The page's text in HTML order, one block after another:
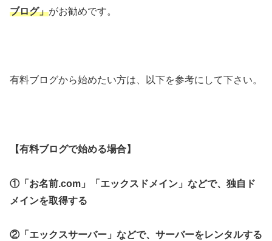
ブログ」がお勧めです。
有料ブログから始めたい方は、以下を参考にして下さい。
【有料ブログで始める場合】
①「お名前.com」「エックスドメイン」などで、独自ド
メインを取得する
②「エックスサーバー」などで、サーバーをレンタルする